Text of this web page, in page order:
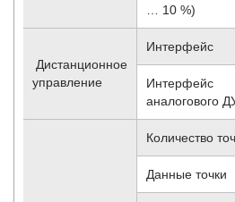
… 10 %)
Дистанционное
управление
Интерфейс
Интерфейс
аналогового
Количество
Данные точки